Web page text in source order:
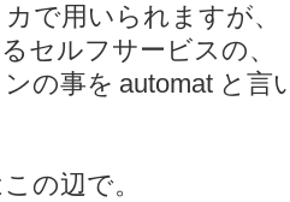
で用いられますが、
セルフサービスの、
の事を automat と言
の辺で。